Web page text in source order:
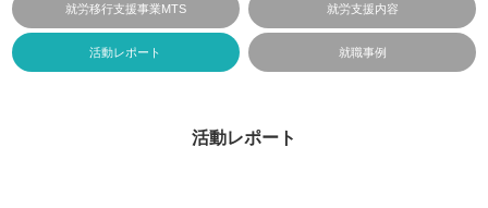
就労移行支援事業MTS 就労支援内容
活動レポート 就職事例
活動レポート